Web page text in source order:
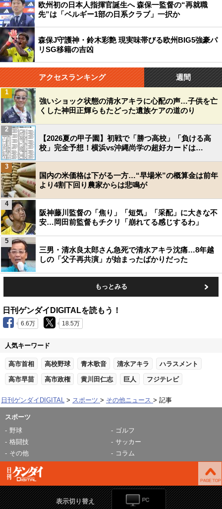
欧州初の日本人指揮官誕生へ 森保一監督の“再就職
先”は「ベルギー1部の日系クラブ」一択か
森保J守護神・鈴木彩艶 現実味帯びる欧州BIG5強豪パ
リSG移籍の吉凶
アクセスランキング 週間
強いショック状態の清水アキラに心配の声…子供を亡
くした神田正輝らもたどった遺族ケアの道のり
1
【2026夏の甲子園】初戦で「勝つ高校」「負ける高
校」完全予想！横浜vs沖縄尚学の超好カードは…
2
国内の米価格は下がる一方…“早場米”の概算金は前年
より4割下回り農家からは悲鳴が
3
阪神藤川監督の「焦り」「短気」「采配」に大きな不
安…岡田前監督もチクリ「崩れてる感じするわ」
4
三男・清水良太郎さん急死で清水アキラ沈痛…8年越
しの「父子再共演」が始まったばかりだった
5
もっとみる
日刊ゲンダイDIGITALを読もう！
6.6万 18.5万
人気キーワード
高市首相 高校野球 青木歌音 清水アキラ ハラスメント
高市早苗 高市政権 黄川田仁志 巨人 フジテレビ
日刊ゲンダイDIGITAL スポーツ その他ニュース 記事
スポーツ
野球
ゴルフ
格闘技
サッカー
その他
コラム
表示切り替え